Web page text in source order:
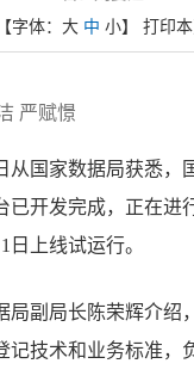
【字体： 大 中 小】 打印
严赋憬
从国家数据局获悉，
已开发完成，正在进
日上线试运行。
局副局长陈荣辉介绍
记技术和业务标准，